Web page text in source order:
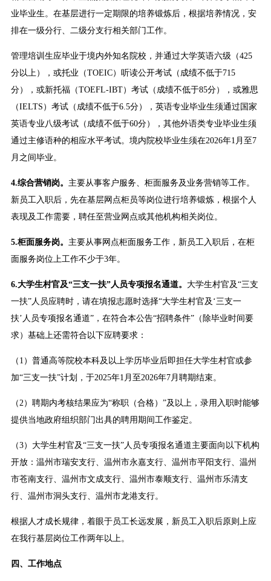
业毕业生。在基层进行一定期限的培养锻炼后，根据培养情况，安
排在一级分行、二级分支行相关部门工作。
管理培训生应毕业于境内外知名院校，并通过大学英语六级（425
分以上），或托业（TOEIC）听读公开考试（成绩不低于715
分），或新托福（TOEFL-IBT）考试（成绩不低于85分），或雅思
（IELTS）考试（成绩不低于6.5分），英语专业毕业生须通过国家
英语专业八级考试（成绩不低于60分），其他外语类专业毕业生须
通过主修语种的相应水平考试。境内院校毕业生须在2026年1月至7
月之间毕业。
4.综合营销岗。 主要从事客户服务、柜面服务及业务营销等工作。
新员工入职后，先在基层网点柜员等岗位进行培养锻炼，根据个人
表现及工作需要，聘任至营业网点或其他机构相关岗位。
5.柜面服务岗。 主要从事网点柜面服务工作，新员工入职后，在柜
面服务岗位上工作不少于3年。
6.大学生村官及“三支一扶”人员专项报名通道。 大学生村官及“三支
一扶”人员应聘时，请在填报志愿时选择“大学生村官及‘三支一
扶’人员专项报名通道”，在符合本公告“招聘条件”（除毕业时间要
求）基础上还需符合以下应聘要求：
（1）普通高等院校本科及以上学历毕业后即担任大学生村官或参
加“三支一扶”计划，于2025年1月至2026年7月聘期结束。
（2）聘期内考核结果应为“称职（合格）”及以上，录用入职时能够
提供当地政府组织部门出具的聘用期间工作鉴定。
（3）大学生村官及“三支一扶”人员专项报名通道主要面向以下机构
开放：温州市瑞安支行、温州市永嘉支行、温州市平阳支行、温州
市苍南支行、温州市文成支行、温州市泰顺支行、温州市乐清支
行、温州市洞头支行、温州市龙港支行。
根据人才成长规律，着眼于员工长远发展，新员工入职后原则上应
在我行基层岗位工作两年以上。
四、工作地点